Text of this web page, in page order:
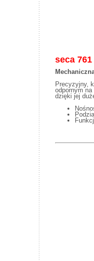
seca 761
Precyzyjny,
odpornym
dzięki jej